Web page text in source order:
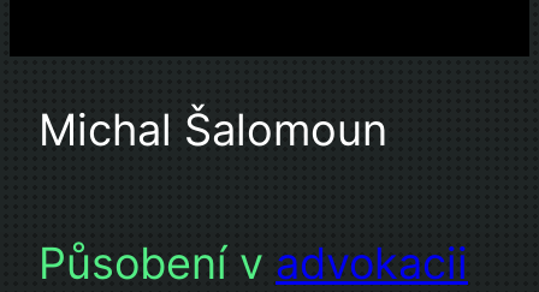
Michal Šalomoun
Působení v advokacii